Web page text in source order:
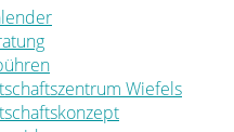
Wiefels